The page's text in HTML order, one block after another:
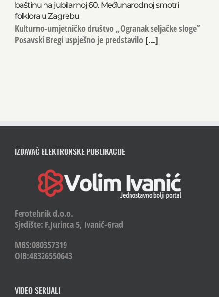
baštinu na jubilarnoj 60. Međunarodnoj smotri
folklora u Zagrebu
Kulturno-umjetničko društvo „Ogranak seljačke sloge”
Posavski Bregi uspješno je predstavilo [...]
IZDAVAČ ELEKTRONSKE PUBLIKACIJE
Ferotehnik d.o.o.
Sjedište: F.Jurinca 5, Ivanić-Grad
MBS:080357319
OIB:48326550643
VIDEO SERIJALI